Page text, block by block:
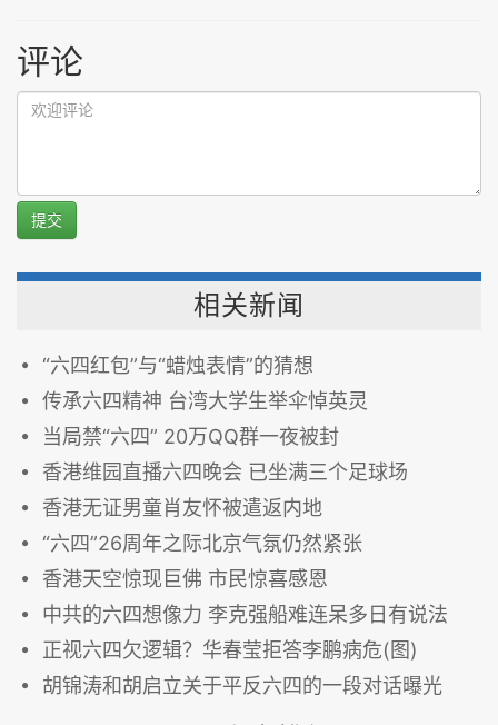
评论
提交
相关新闻
“六四红包”与“蜡烛表情”的猜想
传承六四精神 台湾大学生举伞悼英灵
当局禁“六四” 20万QQ群一夜被封
香港维园直播六四晚会 已坐满三个足球场
香港无证男童肖友怀被遣返内地
“六四”26周年之际北京气氛仍然紧张
香港天空惊现巨佛 市民惊喜感恩
中共的六四想像力 李克强船难连呆多日有说法
正视六四欠逻辑？华春莹拒答李鹏病危(图)
胡锦涛和胡启立关于平反六四的一段对话曝光